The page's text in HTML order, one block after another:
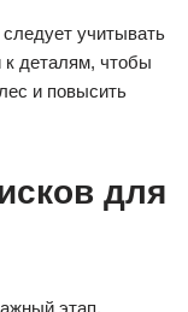
учитывать
деталям, чтобы
и повысить
для
этап,